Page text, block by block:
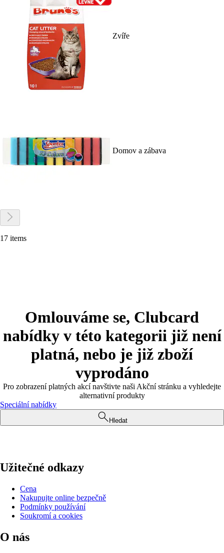
Zvíře
Domov a zábava
17 items
Omlouváme se, Clubcard
nabídky v této kategorii již není
platná, nebo je již zboží
vyprodáno
Pro zobrazení platných akcí navštivte naši Akční stránku a vyhledejte
alternativní produkty
Speciální nabídky
Hledat
Užitečné odkazy
Cena
Nakupujte online bezpečně
Podmínky používání
Soukromí a cookies
O nás